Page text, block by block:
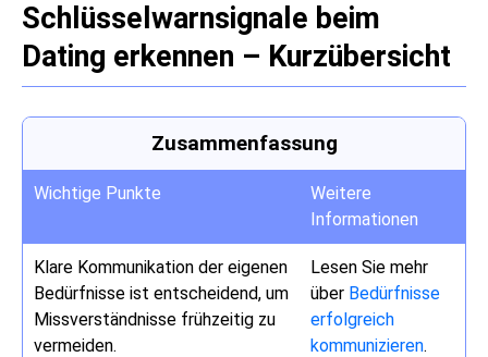
Schlüsselwarnsignale beim
Dating erkennen – Kurzübersicht
Zusammenfassung
Wichtige Punkte
Weitere
Informationen
Klare Kommunikation der eigenen
Bedürfnisse ist entscheidend, um
Missverständnisse frühzeitig zu
vermeiden.
Lesen Sie mehr
über Bedürfnisse
erfolgreich
kommunizieren.